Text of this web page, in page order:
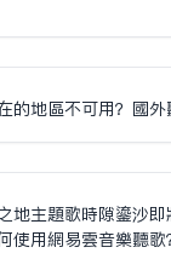
的地區不可用？國外
地主題歌時隙鎏沙
使用網易雲音樂聽歌